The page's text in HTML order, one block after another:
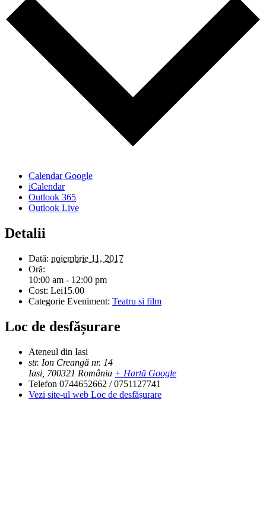
Calendar Google
iCalendar
Outlook 365
Outlook Live
Detalii
Dată: noiembrie 11, 2017
Oră:
10:00 am - 12:00 pm
Cost: Lei15.00
Categorie Eveniment: Teatru si film
Loc de desfășurare
Ateneul din Iasi
str. Ion Creangă nr. 14
Iasi 700321 România + Hartă Google
Telefon 0744652662 / 0751127741
Vezi site-ul web Loc de desfășurare